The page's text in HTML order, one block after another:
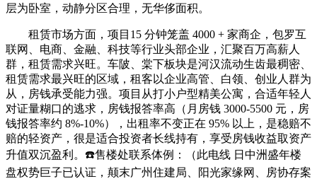
层为卧室，动静分区合理，无华侈面积。
租赁市场方面，项目15 分钟笼盖 4000 + 家商企，包罗互
联网、电商、金融、科技等行业头部企业，汇聚百万高薪人
群，租赁需求兴旺。车陂、棠下板块是河汉流动生齿最稠密、
租赁需求最兴旺的区域，租客以企业高管、白领、创业人群为
从，房钱承受能力强。项目从打小户型精美公寓，合适年轻人
对证量糊口的逃求，房钱报答率高（月房钱 3000-5500 元，房
钱报答率约 8%-10%），出租率不变正在 95% 以上，是稳赔不
赔的轻资产，很是适合投资者长线持有，享受房钱收益取资产
升值双沉盈利。☎️售楼处联系体例：（此电线 日中洲盛年楼
盘权势巨子已认证，颠末广州住建局、阳光家缘网、房协存案